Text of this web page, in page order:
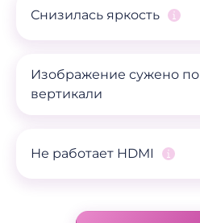
Снизилась яркость
Изображение сужено по
вертикали
Не работает HDMI